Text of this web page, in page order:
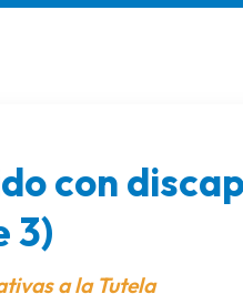
con
3)
a la Tutela